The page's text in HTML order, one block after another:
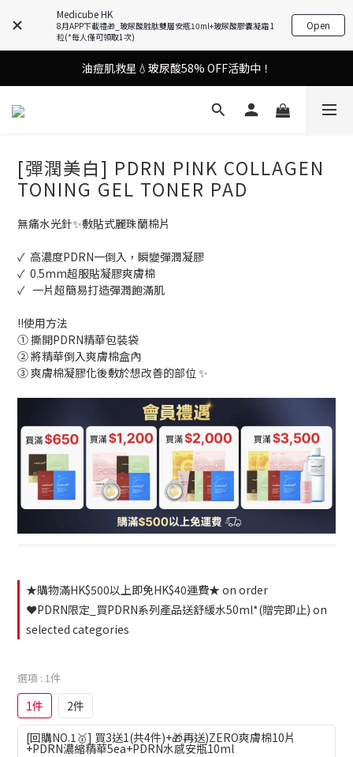
Medicube HK
8月APP下載禮🎁_玻尿酸胜肽雙層安瓶10ml+玻尿酸膠囊凝霜 1
粒(*每人僅可領取1次)
Open
謝安琪愛用美容儀🌸護膚效果UP！
謝安琪愛用美容儀🌸護膚效果UP！
油痘肌救星💧玻尿酸58% OFF活動中！
果凍噴霧！一噴即現美白光透肌✨
[彈潤美白] PDRN PINK COLLAGEN
TONING GEL TONER PAD
無痛水光針✨敷貼式麗珠蘭棉片
✓  高濃度PDRN一倒入，瞬變彈潤凝膠
✓  0.5mm超服貼凝膠爽膚棉
✓   一片超簡易打造彈潤飽滿肌
‼️使用方法
① 撕開PDRN精華包裝袋
② 將精華倒入爽膚棉盒內
③ 爽膚棉凝膠化後敷於想改善的部位 ✨
★購物滿HK$500以上即免HK$40運費★ on order
❤️PDRN限定_買PDRN系列產品送舒緩水50ml*(贈完即止) on
selected categories
選項 : 1件
1件
2件
[回購NO.1🥇] 買3送1(共4件)+🎁再送)ZERO爽膚棉10片
+PDRN濃縮精華5ea+PDRN水感安瓶10ml